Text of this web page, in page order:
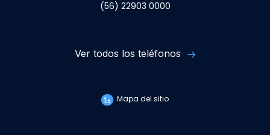
(56) 22903 0000
Ver todos los teléfonos
Mapa del sitio